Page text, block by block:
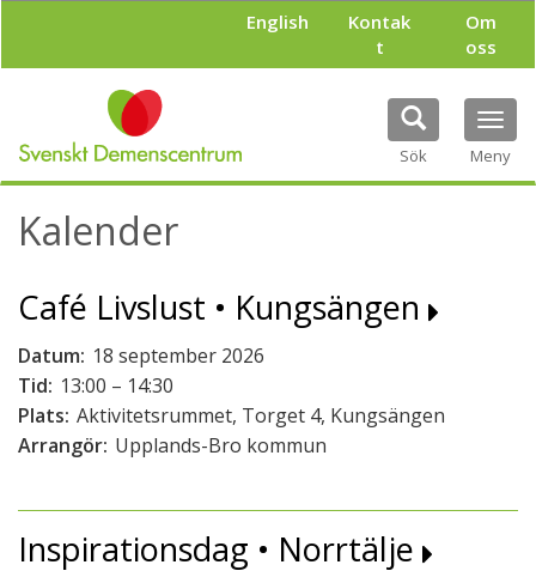
l
English
Kontak
t
Om
oss
Sök Meny
Kalender
Café Livslust • Kungsängen
Datum: 18 september 2026
Tid: 13:00 – 14:30
Plats: Aktivitetsrummet, Torget 4, Kungsängen
Arrangör: Upplands-Bro kommun
Inspirationsdag • Norrtälje